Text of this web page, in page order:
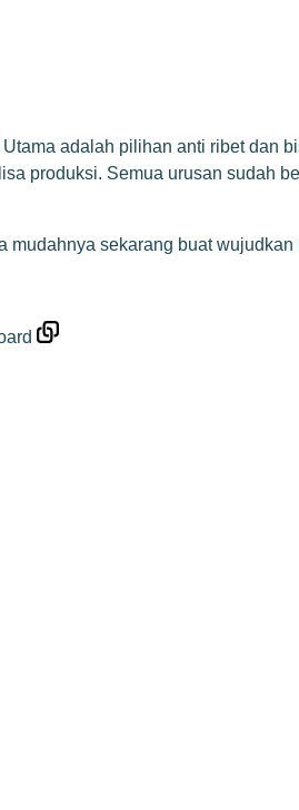
adalah pilihan anti ribet dan
produksi. Semua urusan sudah
sekarang buat wujudkan